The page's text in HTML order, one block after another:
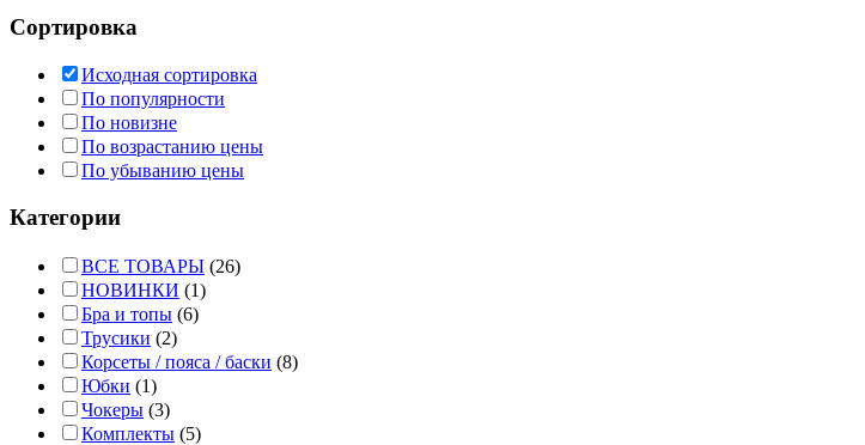
Сортировка
Исходная сортировка
По популярности
По новизне
По возрастанию цены
По убыванию цены
Категории
ВСЕ ТОВАРЫ (26)
НОВИНКИ (1)
Бра и топы (6)
Трусики (2)
Корсеты / пояса / баски (8)
Юбки (1)
Чокеры (3)
Комплекты (5)